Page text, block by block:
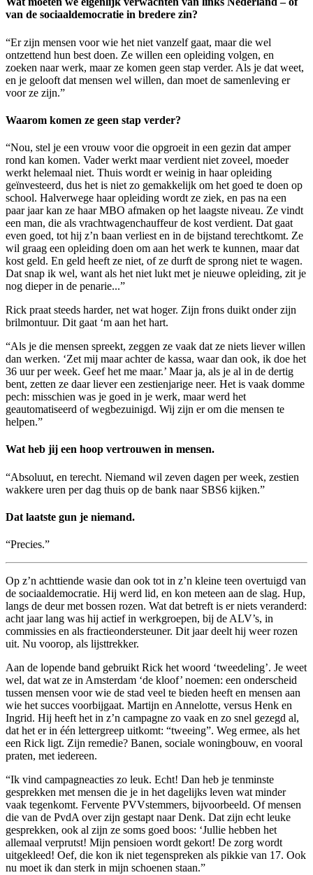
van de sociaaldemocratie in bredere zin?
“Er zijn mensen voor wie het niet vanzelf gaat, maar die wel
ontzettend hun best doen. Ze willen een opleiding volgen, en
zoeken naar werk, maar ze komen geen stap verder. Als je dat weet,
en je gelooft dat mensen wel willen, dan moet de samenleving er
voor ze zijn.”
Waarom komen ze geen stap verder?
“Nou, stel je een vrouw voor die opgroeit in een gezin dat amper
rond kan komen. Vader werkt maar verdient niet zoveel, moeder
werkt helemaal niet. Thuis wordt er weinig in haar opleiding
geïnvesteerd, dus het is niet zo gemakkelijk om het goed te doen op
school. Halverwege haar opleiding wordt ze ziek, en pas na een
paar jaar kan ze haar MBO afmaken op het laagste niveau. Ze vindt
een man, die als vrachtwagenchauffeur de kost verdient. Dat gaat
even goed, tot hij z’n baan verliest en in de bijstand terechtkomt. Ze
wil graag een opleiding doen om aan het werk te kunnen, maar dat
kost geld. En geld heeft ze niet, of ze durft de sprong niet te wagen.
Dat snap ik wel, want als het niet lukt met je nieuwe opleiding, zit je
nog dieper in de penarie...”
Rick praat steeds harder, net wat hoger. Zijn frons duikt onder zijn
brilmontuur. Dit gaat ‘m aan het hart.
“Als je die mensen spreekt, zeggen ze vaak dat ze niets liever willen
dan werken. ‘Zet mij maar achter de kassa, waar dan ook, ik doe het
36 uur per week. Geef het me maar.’ Maar ja, als je al in de dertig
bent, zetten ze daar liever een zestienjarige neer. Het is vaak domme
pech: misschien was je goed in je werk, maar werd het
geautomatiseerd of wegbezuinigd. Wij zijn er om die mensen te
helpen.”
Wat heb jij een hoop vertrouwen in mensen.
“Absoluut, en terecht. Niemand wil zeven dagen per week, zestien
wakkere uren per dag thuis op de bank naar SBS6 kijken.”
Dat laatste gun je niemand.
“Precies.”
Op z’n achttiende wasie dan ook tot in z’n kleine teen overtuigd van
de sociaaldemocratie. Hij werd lid, en kon meteen aan de slag. Hup,
langs de deur met bossen rozen. Wat dat betreft is er niets veranderd:
acht jaar lang was hij actief in werkgroepen, bij de ALV’s, in
commissies en als fractieondersteuner. Dit jaar deelt hij weer rozen
uit. Nu voorop, als lijsttrekker.
Aan de lopende band gebruikt Rick het woord ‘tweedeling’. Je weet
wel, dat wat ze in Amsterdam ‘de kloof’ noemen: een onderscheid
tussen mensen voor wie de stad veel te bieden heeft en mensen aan
wie het succes voorbijgaat. Martijn en Annelotte, versus Henk en
Ingrid. Hij heeft het in z’n campagne zo vaak en zo snel gezegd al,
dat het er in één lettergreep uitkomt: “tweeing”. Weg ermee, als het
een Rick ligt. Zijn remedie? Banen, sociale woningbouw, en vooral
praten, met iedereen.
“Ik vind campagneacties zo leuk. Echt! Dan heb je tenminste
gesprekken met mensen die je in het dagelijks leven wat minder
vaak tegenkomt. Fervente PVVstemmers, bijvoorbeeld. Of mensen
die van de PvdA over zijn gestapt naar Denk. Dat zijn echt leuke
gesprekken, ook al zijn ze soms goed boos: ‘Jullie hebben het
allemaal verprutst! Mijn pensioen wordt gekort! De zorg wordt
uitgekleed! Oef, die kon ik niet tegenspreken als pikkie van 17. Ook
nu moet ik dan sterk in mijn schoenen staan.”